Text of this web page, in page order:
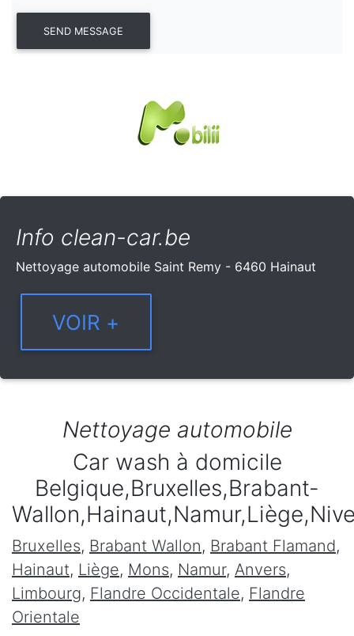
Info clean-car.be
Nettoyage automobile Saint Remy - 6460 Hainaut
Nettoyage automobile
Car wash à domicile
Belgique,Bruxelles,Brabant-
Bruxelles, Brabant Wallon, Brabant Flamand,
Hainaut, Liège, Mons, Namur, Anvers,
Limbourg, Flandre Occidentale, Flandre
Orientale